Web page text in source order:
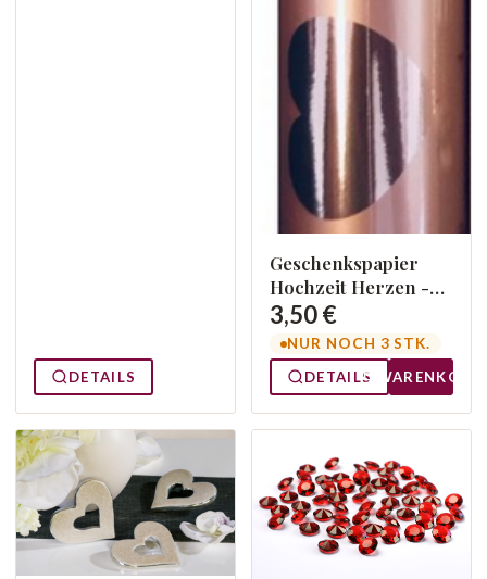
DETAILS
Geschenkspapier
Hochzeit Herzen -
Roségold
3,50 €
NUR NOCH 3 STK.
DETAILS
WARENKORB